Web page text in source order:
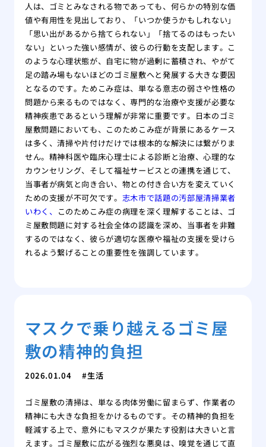
人は、ゴミとみなされる物であっても、何らかの特別な価
値や有用性を見出しており、「いつか使うかもしれない」
「思い出があるから捨てられない」「捨てるのはもったい
ない」といった強い感情が、彼らの行動を支配します。こ
のような心理状態が、自宅に物が過剰に蓄積され、やがて
足の踏み場もないほどのゴミ屋敷へと発展する大きな要因
となるのです。ためこみ症は、単なる意志の弱さや性格の
問題から来るものではなく、専門的な治療や支援が必要な
精神疾患であるという理解が非常に重要です。日本のゴミ
屋敷問題においても、このためこみ症が背景にあるケース
は多く、清掃や片付けだけでは根本的な解決には繋がりま
せん。精神科医や臨床心理士による診断と治療、心理的な
カウンセリング、そして福祉サービスとの連携を通じて、
当事者が病気と向き合い、物との付き合い方を変えていく
ための支援が不可欠です。 志木市で話題の汚部屋清掃業者
いわく、 このためこみ症の病理を深く理解することは、ゴ
ミ屋敷問題に対する社会全体の認識を深め、当事者を非難
するのではなく、彼らが適切な医療や福祉の支援を受けら
れるよう繋げることの重要性を強調しています。
マスクで乗り越えるゴミ屋
敷の精神的負担
2026.01.04 生活
ゴミ屋敷の清掃は、単なる肉体労働に留まらず、作業者の
精神にも大きな負担をかけるものです。その精神的負担を
軽減する上で、意外にもマスクが果たす役割は大きいと言
えます。ゴミ屋敷に広がる強烈な悪臭は、嗅覚を通じて直